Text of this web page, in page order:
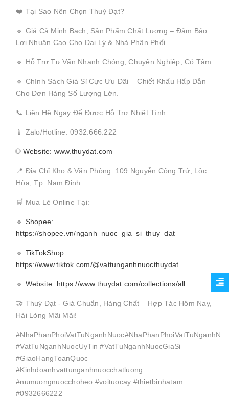
❤️ Tại Sao Nên Chọn Thuý Đạt?
🔹 Giá Cả Minh Bạch, Sản Phẩm Chất Lượng – Đảm Bảo
Lợi Nhuận Cao Cho Đại Lý & Nhà Phân Phối.
🔹 Hỗ Trợ Tư Vấn Nhanh Chóng, Chuyên Nghiệp, Có Tâm
🔹 Chính Sách Giá Sỉ Cực Ưu Đãi – Chiết Khấu Hấp Dẫn
Cho Đơn Hàng Số Lượng Lớn.
📞 Liên Hệ Ngay Để Được Hỗ Trợ Nhiệt Tình
📱 Zalo/Hotline: 0932.666.222
🌐 Website: www.thuydat.com
📍 Địa Chỉ Kho & Văn Phòng: 109 Nguyễn Công Trứ, Lộc
Hòa, Tp. Nam Định
🛒 Mua Lẻ Online Tại:
🔹 Shopee:
https://shopee.vn/nganh_nuoc_gia_si_thuy_dat
🔹 TikTokShop:
https://www.tiktok.com/@vattunganhnuocthuydat
🔹 Website: https://www.thuydat.com/collections/all
🤝 Thuý Đạt - Giá Chuẩn, Hàng Chất – Hợp Tác Hôm Nay,
Hài Lòng Mãi Mãi!
#VatTuNganhNuocUyTin #VatTuNganhNuocGiaSi
#GiaoHangToanQuoc
#Kinhdoanhvattunganhnuocchatluong
#numuongnuocchoheo #voituocay #thietbinhatam
#0932666222